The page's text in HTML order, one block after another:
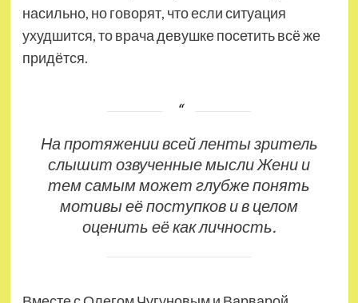
насильно, но говорят, что если ситуация
ухудшится, то врача девушке посетить всё же
придётся.
На протяжении всей ленты зритель
слышит озвученные мысли Жени и
тем самым может глубже понять
мотивы её поступков и в целом
оценить её как личность.